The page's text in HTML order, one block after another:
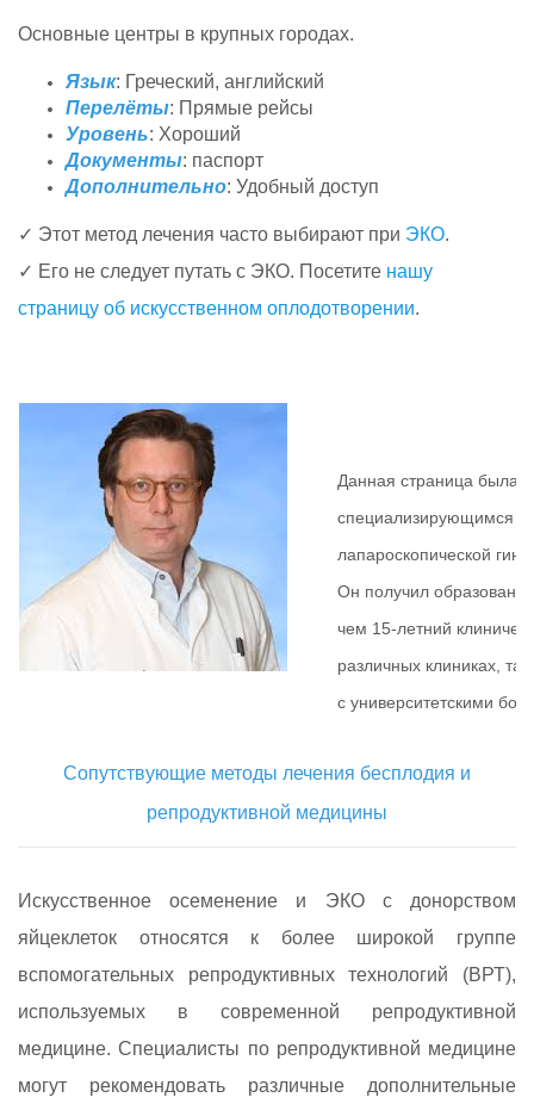
Основные центры в крупных городах.
Язык: Греческий, английский
Перелёты: Прямые рейсы
Уровень: Хороший
Документы: паспорт
Дополнительно: Удобный доступ
✓ Этот метод лечения часто выбирают при ЭКО.
✓ Его не следует путать с ЭКО. Посетите нашу
страницу об искусственном оплодотворении.
Данная страница была
специализирующимся
лапароскопической
Он получил
чем 15-летний
различных клиниках,
с университетскими
Cопутствующие методы лечения бесплодия и
репродуктивной медицины
Искусственное осеменение и ЭКО с донорством
яйцеклеток относятся к более широкой группе
вспомогательных репродуктивных технологий (ВРТ),
используемых в современной репродуктивной
медицине. Специалисты по репродуктивной медицине
могут рекомендовать различные дополнительные